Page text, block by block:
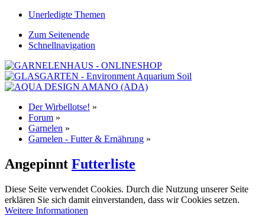
Unerledigte Themen
Zum Seitenende
Schnellnavigation
Der Wirbellotse! »
Forum »
Garnelen »
Garnelen - Futter & Ernährung »
Angepinnt Futterliste
Diese Seite verwendet Cookies. Durch die Nutzung unserer Seite
erklären Sie sich damit einverstanden, dass wir Cookies setzen.
Weitere Informationen